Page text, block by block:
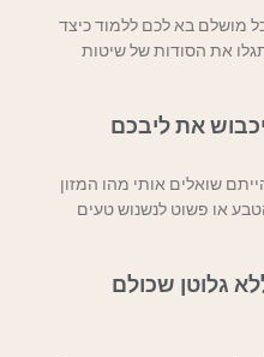
מושלם בא לכם ללמוד כיצד
את הסודות של שיטות
את ליבכם
שואלים אותי מהו המזון
או פשוט לנשנוש טעים
גלוטן שכולם